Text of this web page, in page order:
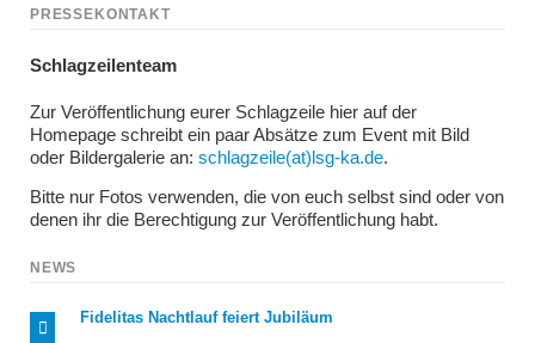
PRESSEKONTAKT
Schlagzeilenteam
Zur Veröffentlichung eurer Schlagzeile hier auf der
Homepage schreibt ein paar Absätze zum Event mit Bild
oder Bildergalerie an: schlagzeile(at)lsg-ka.de.
Bitte nur Fotos verwenden, die von euch selbst sind oder von
denen ihr die Berechtigung zur Veröffentlichung habt.
NEWS
Fidelitas Nachtlauf feiert Jubiläum